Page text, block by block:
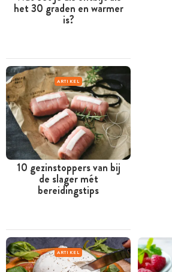
het 30 graden en warmer
is?
ARTIKEL
10 gezinstoppers van bij
de slager mét
bereidingstips
ARTIKEL